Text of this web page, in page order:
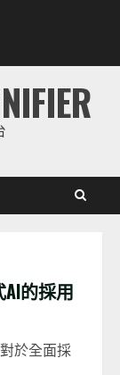
的採用
於全面採